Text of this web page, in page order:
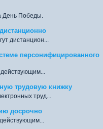
День Победы.
дистанцион...
персонифицированного
действующим...
трудовую книжку
труд...
досрочно
действующим...